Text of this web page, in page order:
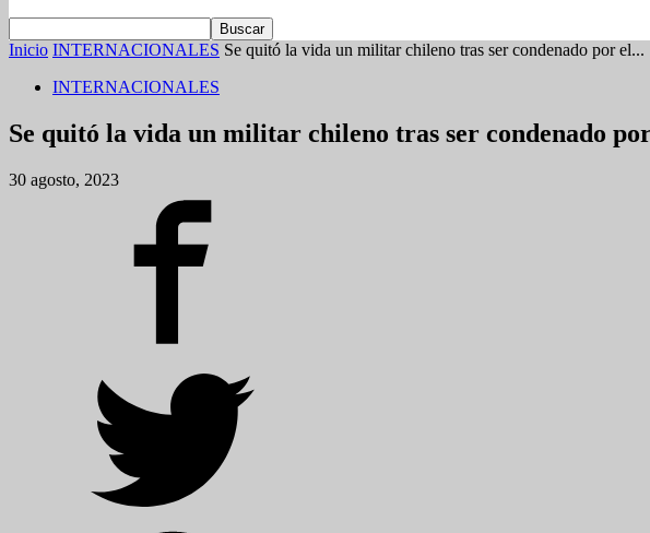
Inicio INTERNACIONALES Se quitó la vida un militar chileno tras ser condenado por el...
INTERNACIONALES
Se quitó la vida un militar chileno tras ser condenado
30 agosto, 2023